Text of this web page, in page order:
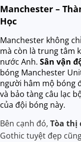
Manchester –
Học
Manchester không
mà còn là trung tâm
nước Anh. Sân vận
bóng Manchester
người hâm mộ bóng
và bảo tàng câu lạc
của đội bóng này.
Bên cạnh đó, Tòa thị
Gothic tuyệt đẹp